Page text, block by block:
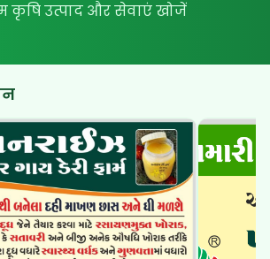
कृषि उत्पाद और सेवाएं खोजें